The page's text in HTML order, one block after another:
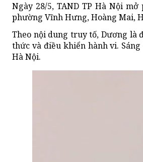
Ngày 28/5, TAND TP Hà Nội
phường Vĩnh Hưng, Hoàng Mai,
Theo nội dung truy tố, Dương là
thức và điều khiển hành vi.
Hà Nội.